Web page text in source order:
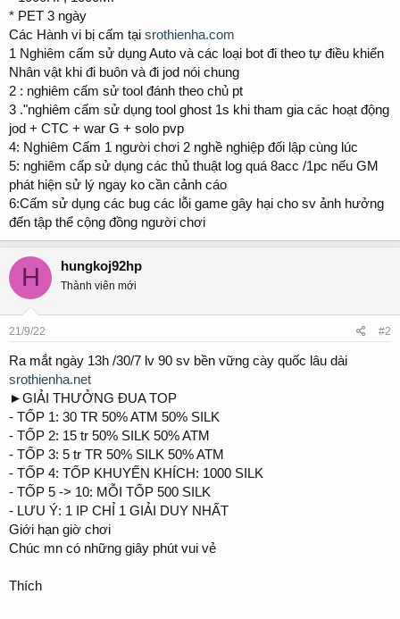
* PET 3 ngày
Các Hành vi bị cấm tại srothienha.com
1 Nghiêm cấm sử dụng Auto và các loại bot đi theo tự điều khiển
Nhân vật khi đi buôn và đi jod nói chung
2 : nghiêm cấm sử tool đánh theo chủ pt
3 ."nghiêm cấm sử dụng tool ghost 1s khi tham gia các hoạt động
jod + CTC + war G + solo pvp
4: Nghiêm Cấm 1 người chơi 2 nghề nghiệp đối lập cùng lúc
5: nghiêm cấp sử dụng các thủ thuật log quá 8acc /1pc nếu GM
phát hiện sử lý ngay ko cần cảnh cáo
6:Cấm sử dụng các bug các lỗi game gây hại cho sv ảnh hưởng
đến tập thể cộng đồng người chơi
H hungkoj92hp
Thành viên mới
21/9/22 #2
Ra mắt ngày 13h /30/7 lv 90 sv bền vững cày quốc lâu dài
srothienha.net
►GIẢI THƯỞNG ĐUA TOP
- TỐP 1: 30 TR 50% ATM 50% SILK
- TỐP 2: 15 tr 50% SILK 50% ATM
- TỐP 3: 5 tr TR 50% SILK 50% ATM
- TỐP 4: TỐP KHUYẾN KHÍCH: 1000 SILK
- TỐP 5 -> 10: MỖI TỐP 500 SILK
- LƯU Ý: 1 IP CHỈ 1 GIẢI DUY NHẤT
Giới hạn giờ chơi
Chúc mn có những giây phút vui vẻ
Thích